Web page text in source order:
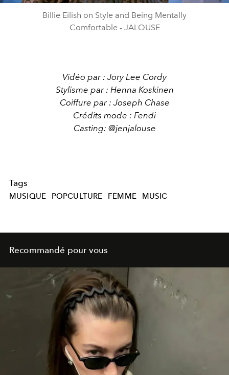
Billie Eilish on Style and Being Mentally
Comfortable - JALOUSE
Vidéo par : Jory Lee Cordy
Stylisme par : Henna Koskinen
Coiffure par : Joseph Chase
Crédits mode : Fendi
Casting: @jenjalouse
Tags
MUSIQUE POPCULTURE FEMME MUSIC
Recommandé pour vous